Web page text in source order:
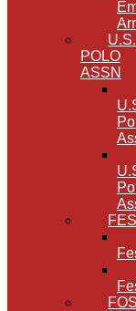
U.S.
POLO
ASSN